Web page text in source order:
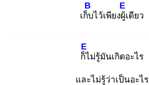
เก็บ
B
ไว้เพียงผู้เ
E
ดียว
ก็ไ
E
ม่รู้มันเกิดอะไร
และไม่รู้ว่าเป็นอะไร